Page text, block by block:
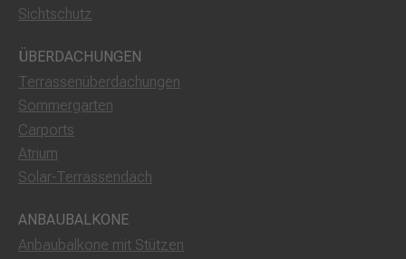
Sichtschutz
ÜBERDACHUNGEN
Terrassenüberdachungen
Sommergarten
Carports
Atrium
Solar-Terrassendach
ANBAUBALKONE
Anbaubalkone mit Stützen